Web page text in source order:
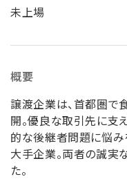
未上場
概要
譲渡企業は、首都圏で
開。優良な取引先に支
的な後継者問題に悩み
大手企業。両者の誠実
た。